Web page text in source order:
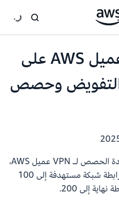
تعمل VPN عميل AWS على
التفويض وحصص
تعلن AWS اليوم عن زيادة الحصص لـ VPN عميل AWS،
وتوسيع المسارات لكل رابطة شبكة مستهدفة إلى 100
إلى 200.